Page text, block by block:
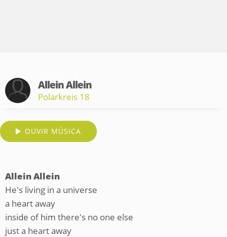
Allein Allein
Polarkreis 18
OUVIR MÚSICA
Allein Allein
He's living in a universe
a heart away
inside of him there's no one else
just a heart away